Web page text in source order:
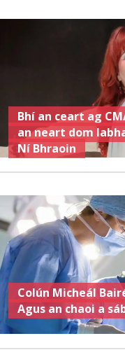
Bhí an ceart ag
an neart dom
Ní Bhraoin
Colún Micheál
Agus an chaoi a